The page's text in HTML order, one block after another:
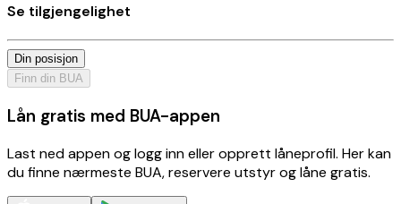
Se tilgjengelighet
Din posisjon
Finn din BUA
Lån gratis med BUA-appen
Last ned appen og logg inn eller opprett låneprofil. Her kan
du finne nærmeste BUA, reservere utstyr og låne gratis.